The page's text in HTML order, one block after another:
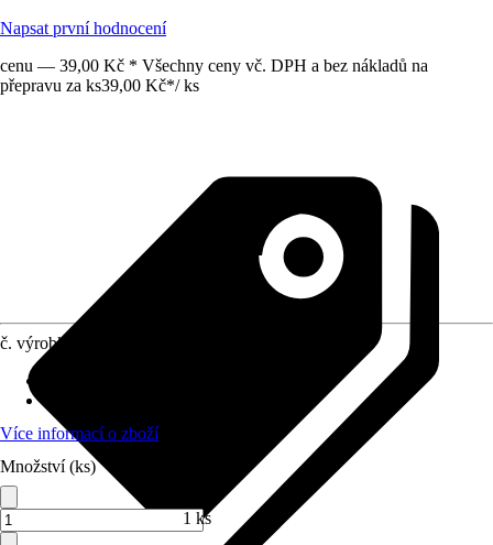
Napsat první hodnocení
cenu — 39,00 Kč * Všechny ceny vč. DPH a bez nákladů na
přepravu za ks39,00 Kč*/ ks
č. výrobku
Více informací o zboží
Množství (ks)
1 ks